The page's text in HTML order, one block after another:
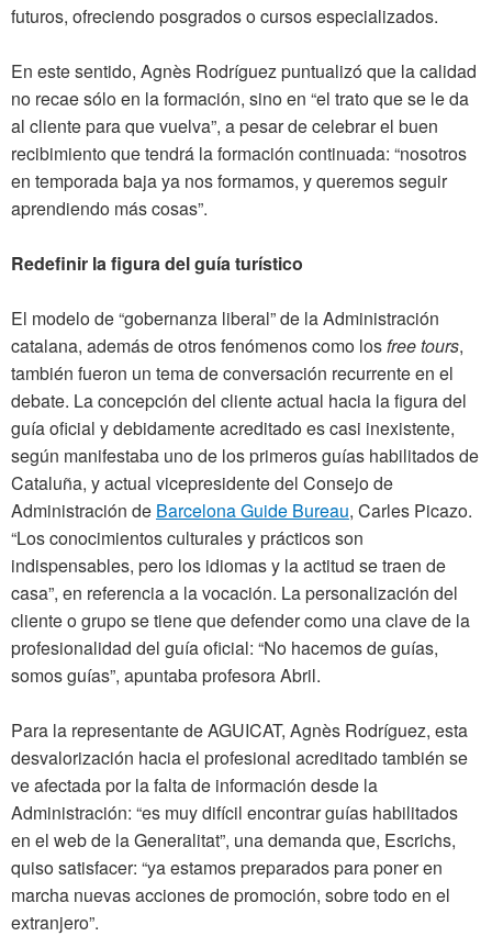
futuros, ofreciendo posgrados o cursos especializados.
En este sentido, Agnès Rodríguez puntualizó que la calidad
no recae sólo en la formación, sino en “el trato que se le da
al cliente para que vuelva”, a pesar de celebrar el buen
recibimiento que tendrá la formación continuada: “nosotros
en temporada baja ya nos formamos, y queremos seguir
aprendiendo más cosas”.
Redefinir la figura del guía turístico
El modelo de “gobernanza liberal” de la Administración
catalana, además de otros fenómenos como losfree tours,
también fueron un tema de conversación recurrente en el
debate. La concepción del cliente actual hacia la figura del
guía oficial y debidamente acreditado es casi inexistente,
según manifestaba uno de los primeros guías habilitados de
Cataluña, y actual vicepresidente del Consejo de
Administración de Barcelona Guide Bureau, Carles Picazo.
“Los conocimientos culturales y prácticos son
indispensables, pero los idiomas y la actitud se traen de
casa”, en referencia a la vocación. La personalización del
cliente o grupo se tiene que defender como una clave de la
profesionalidad del guía oficial: “No hacemos de guías,
somos guías”, apuntaba profesora Abril.
Para la representante de AGUICAT, Agnès Rodríguez, esta
desvalorización hacia el profesional acreditado también se
ve afectada por la falta de información desde la
Administración: “es muy difícil encontrar guías habilitados
en el web de la Generalitat”, una demanda que, Escrichs,
quiso satisfacer: “ya estamos preparados para poner en
marcha nuevas acciones de promoción, sobre todo en el
extranjero”.